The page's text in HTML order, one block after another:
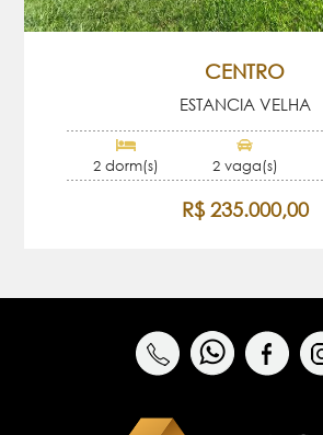
CENTRO
ESTANCIA VELHA
2 dorm(s) 2 vaga(s)
R$ 235.000,00